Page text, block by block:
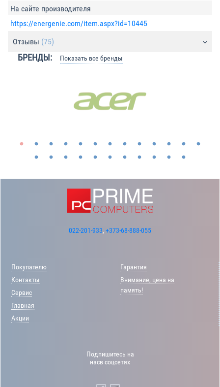
На сайте производителя
https://energenie.com/item.aspx?id=10445
Отзывы (75)
БРЕНДЫ: Показать все бренды
022-201-933, +373-68-888-055
Покупателю
Контакты
Сервис
Главная
Акции
Гарантия
Внимание, цена на
память!
Подпишитесь на
насв соцсетях